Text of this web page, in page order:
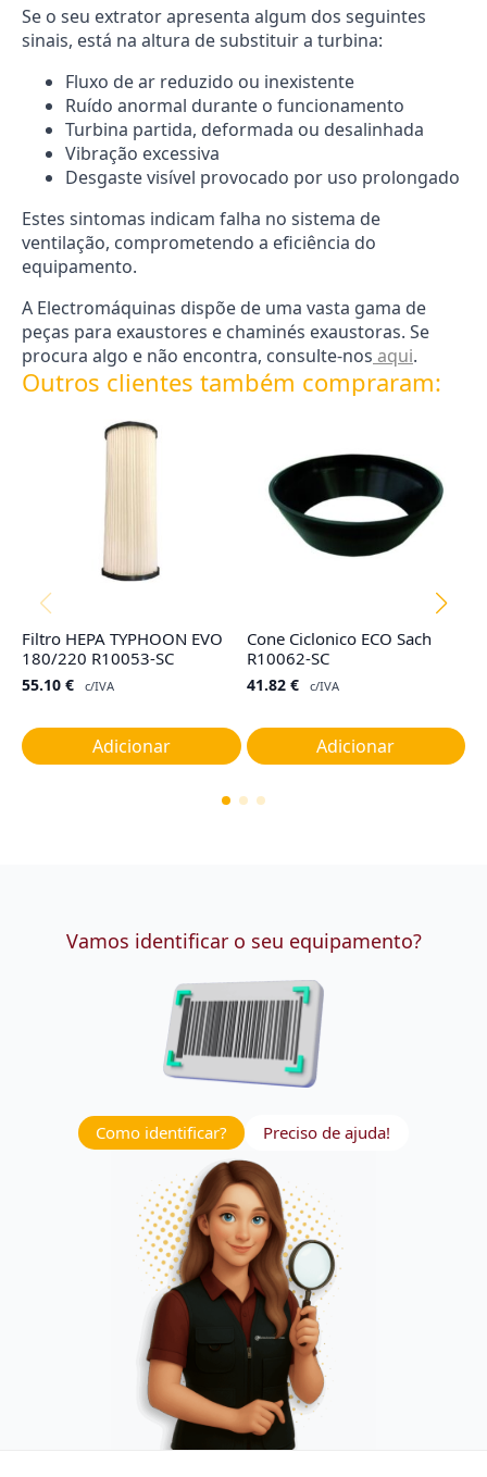
Se o seu extrator apresenta algum dos seguintes
sinais, está na altura de substituir a turbina:
Fluxo de ar reduzido ou inexistente
Ruído anormal durante o funcionamento
Turbina partida, deformada ou desalinhada
Vibração excessiva
Desgaste visível provocado por uso prolongado
Estes sintomas indicam falha no sistema de
ventilação, comprometendo a eficiência do
equipamento.
A Electromáquinas dispõe de uma vasta gama de
peças para exaustores e chaminés exaustoras. Se
procura algo e não encontra, consulte-nos aqui.
Outros clientes também compraram:
Filtro HEPA TYPHOON EVO
180/220 R10053-SC
55.10 € c/IVA
Adicionar
Cone Ciclonico ECO Sach
R10062-SC
41.82 € c/IVA
Adicionar
Vamos identificar o seu equipamento?
Como identificar? Preciso de ajuda!